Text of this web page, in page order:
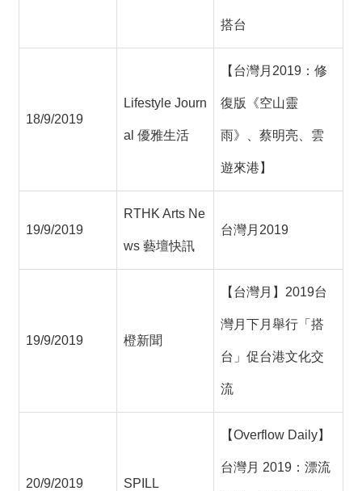
搭台
18/9/2019
Lifestyle Journ
al 優雅生活
【台灣月2019：修
復版《空山靈
雨》、蔡明亮、雲
遊來港】
19/9/2019
RTHK Arts Ne
ws 藝壇快訊
台灣月2019
19/9/2019 橙新聞
【台灣月】2019台
灣月下月舉行「搭
台」促台港文化交
流
20/9/2019 SPILL
【Overflow Daily】
台灣月 2019：漂流